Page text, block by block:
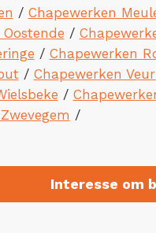
/ Chapewerken
/
/ Chapewerken
/ Chapewerken
/
/
Interesse om